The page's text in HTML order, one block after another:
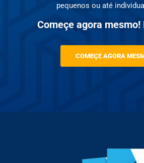
pequenos ou até
Começe agora mesmo!
COMEÇE AGORA